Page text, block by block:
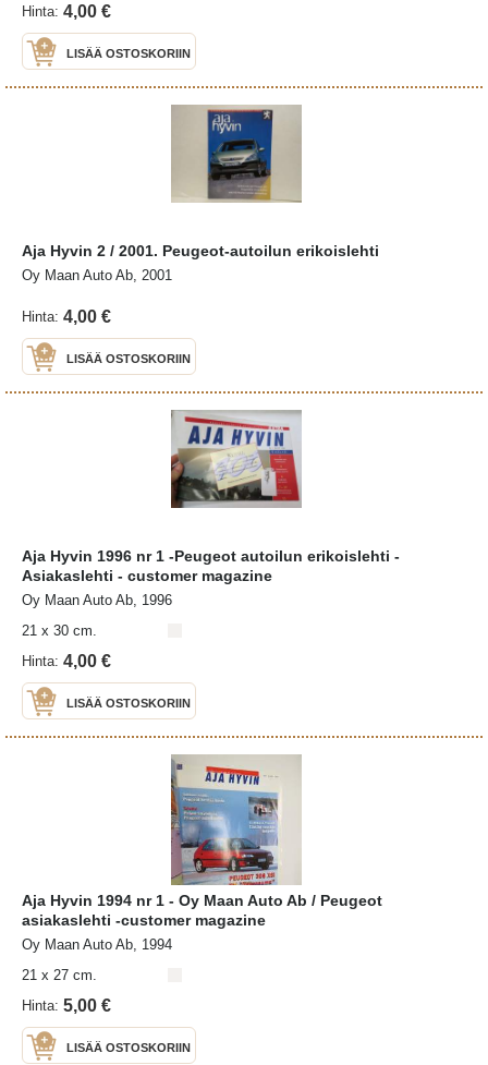
Hinta: 4,00 €
LISÄÄ OSTOSKORIIN
Aja Hyvin 2 / 2001. Peugeot-autoilun erikoislehti
Oy Maan Auto Ab, 2001
Hinta: 4,00 €
LISÄÄ OSTOSKORIIN
Aja Hyvin 1996 nr 1 -Peugeot autoilun erikoislehti -
Asiakaslehti - customer magazine
Oy Maan Auto Ab, 1996
21 x 30 cm.
Hinta: 4,00 €
LISÄÄ OSTOSKORIIN
Aja Hyvin 1994 nr 1 - Oy Maan Auto Ab / Peugeot
asiakaslehti -customer magazine
Oy Maan Auto Ab, 1994
21 x 27 cm.
Hinta: 5,00 €
LISÄÄ OSTOSKORIIN